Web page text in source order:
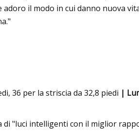
il modo in cui danno nuova
36 per la striscia da 32,8 piedi |
di "luci intelligenti con il miglior